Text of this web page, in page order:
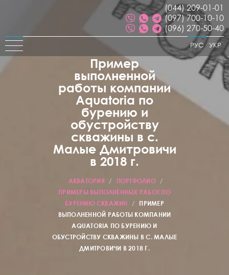
(044) 209-01-01
(097) 700-10-10
(096) 270-50-40
УКР
РУС
Пример
выполненной
работы компании
Aquatoria по
бурению и
обустройству
скважины в с.
Малые Дмитровичи
в 2018 г.
АКВАТОРИЯ / ПОРТФОЛИО
/
ПРИМЕРЫ ВЫПОЛНЕННЫХ РАБОТ ПО
БУРЕНИЮ СКВАЖИН
/
ПРИМЕР
ВЫПОЛНЕННОЙ РАБОТЫ КОМПАНИИ
AQUATORIA ПО БУРЕНИЮ И
ОБУСТРОЙСТВУ СКВАЖИНЫ В С. МАЛЫЕ
ДМИТРОВИЧИ В 2018 Г.